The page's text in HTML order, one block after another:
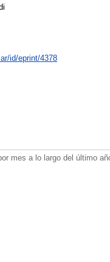
id/eprint/4378
mes a lo largo del último